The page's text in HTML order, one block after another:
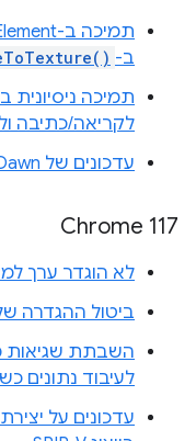
ב-
תמיכה
לקריאה/כתיבה
עדכונים של Dawn
Chrome 117
לא הוגדר ערך
ביטול ההגדרה
השבתת שגיאות
לעיבוד נתונים